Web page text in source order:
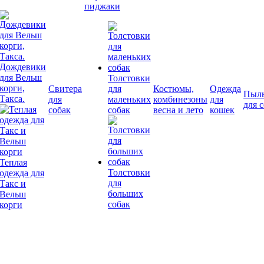
Дождевики
для Вельш
корги,
Такса.
Теплая
одежда для
Такс и
Вельш
корги
Свитера
для
собак
пиджаки
Толстовки
для
маленьких
собак
Толстовки
для
больших
собак
Костюмы,
комбинезоны
весна и лето
Одежда
для
кошек
для